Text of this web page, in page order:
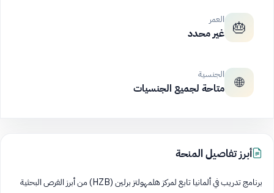
🎂 العمر
غير محدد
🌐 الجنسية
متاحة لجميع الجنسيات
أبرز تفاصيل المنحة
برنامج تدريب في ألمانيا تابع لمركز هلمهولتز برلين (HZB) من أبرز الفرص البحثية